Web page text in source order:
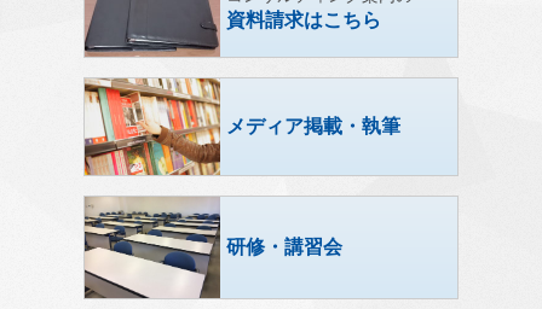
資料請求はこちら
メディア掲載・執筆
研修・講習会